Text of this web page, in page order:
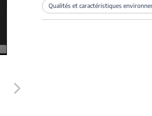
Qualités et caractéristiques